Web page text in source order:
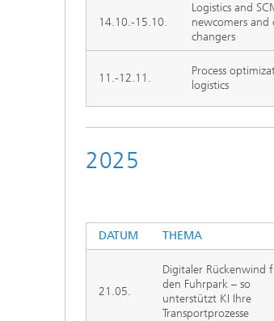
14.10.-15.10.
Logistics and
newcomers and
changers
11.-12.11.
Process
logistics
2025
DATUM THEMA
21.05.
Digitaler Rückenwind
den Fuhrpark – so
unterstützt KI Ihre
Transportprozesse